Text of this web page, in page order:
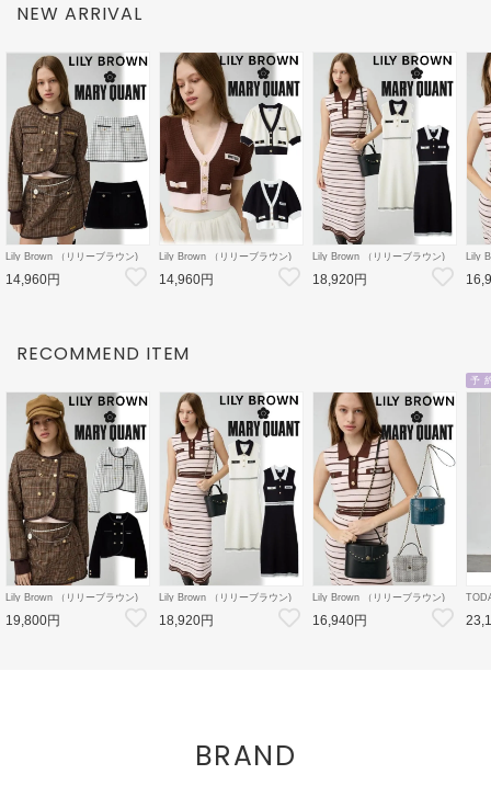
NEW ARRIVAL
Lily Brown （リリーブラウン)
【LB×MARY QUANT】ミニス
カート 26秋冬
【LWFS264101】フレアスカー
14,960円
Lily Brown （リリーブラウン)
【LB×MARY QUANT】ニット
カーディガン 26秋冬
【LWND264109】カーディガン
14,960円
Lily Brown （リリーブラウン)
【LB×MARY QUANT】ポロニ
ットワンピース 26秋冬
【LWNO264110】フレアワンピ
18,920円
Lily
ズバ
【
RECOMMEND ITEM
Lily Brown （リリーブラウン)
【LB×MARY QUANT】ダブル
ボタンジャケット 26秋冬
【LWFJ264100】ジャケット
19,800円
Lily Brown （リリーブラウン)
【LB×MARY QUANT】ポロニ
ットワンピース 26秋冬
【LWNO264110】フレアワンピ
18,920円
Lily Brown （リリーブラウン)
【LB×MARY QUANT】スタッ
ズバニティバッグ 26秋冬
【LWGB264343】ハンド・ショ
16,940円
予
26秋
BRAND